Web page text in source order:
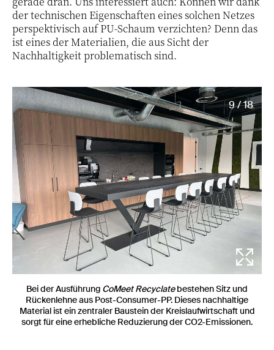
der technischen Eigenschaften eines solchen Netzes
perspektivisch auf PU-Schaum verzichten? Denn das
ist eines der Materialien, die aus Sicht der
Nachhaltigkeit problematisch sind.
9 / 18
Bei der Ausführung CoMeet Recyclatebestehen Sitz und
Rückenlehne aus Post-Consumer-PP. Dieses nachhaltige
Material ist ein zentraler Baustein der Kreislaufwirtschaft und
sorgt für eine erhebliche Reduzierung der CO2-Emissionen.